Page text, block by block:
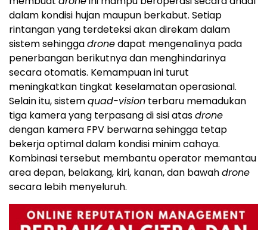
dalam kondisi hujan maupun berkabut. Setiap
rintangan yang terdeteksi akan direkam dalam
sistem sehinggadronedapat mengenalinya pada
penerbangan berikutnya dan menghindarinya
secara otomatis. Kemampuan ini turut
meningkatkan tingkat keselamatan operasional.
Selain itu, sistemquad-vision terbaru memadukan
tiga kamera yang terpasang di sisi atasdrone
dengan kamera FPV berwarna sehingga tetap
bekerja optimal dalam kondisi minim cahaya.
Kombinasi tersebut membantu operator memantau
area depan, belakang, kiri, kanan, dan bawahdrone
secara lebih menyeluruh.